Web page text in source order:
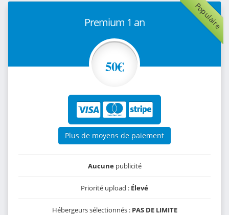
Populaire
Premium 1 an
50€
Plus de moyens de paiement
Aucunepublicité
Priorité upload : Élevé
Hébergeurs sélectionnés : PAS DE LIMITE